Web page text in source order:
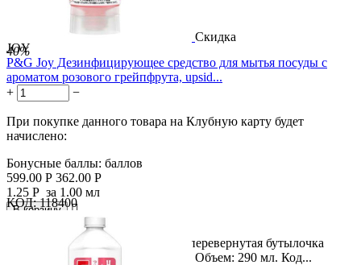
Скидка
40%
JOY
P&G Joy Дезинфицирующее средство для мытья посуды с
ароматом розового грейпфрута, upsid...
+
−
При покупке данного товара на Клубную карту будет
начислено:
Бонусные баллы: баллов
599.00 Р 362.00 Р
1.25 Р за 1.00 мл
В корзину

Название продукта: Компактная перевернутая бутылочка
дезинфицирующего средства Joy. Объем: 290 мл. Код...
КОД: 118400